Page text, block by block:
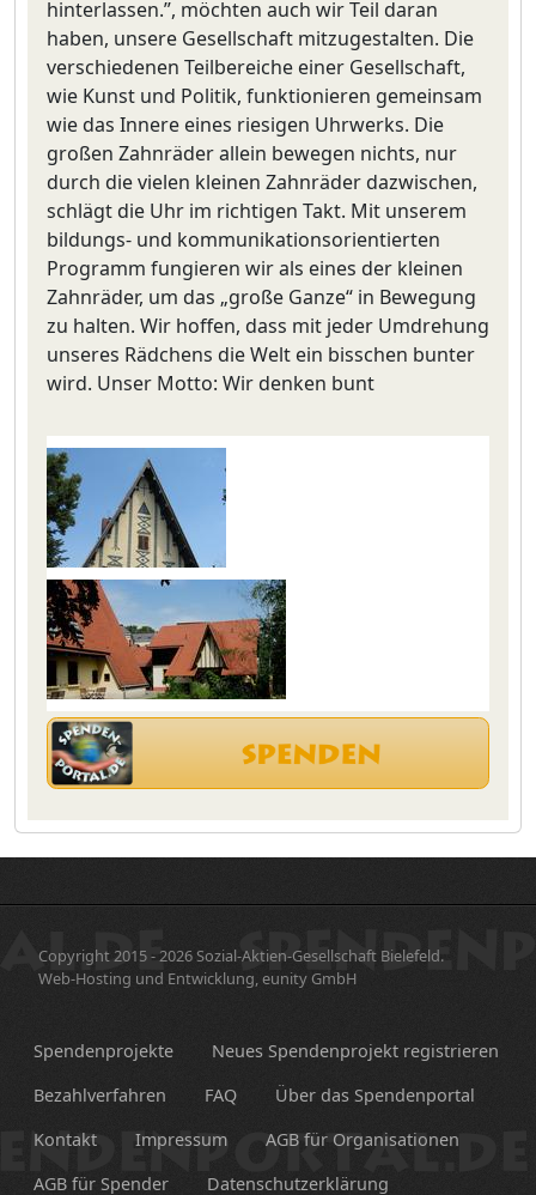
hinterlassen.”, möchten auch wir Teil daran
haben, unsere Gesellschaft mitzugestalten. Die
verschiedenen Teilbereiche einer Gesellschaft,
wie Kunst und Politik, funktionieren gemeinsam
wie das Innere eines riesigen Uhrwerks. Die
großen Zahnräder allein bewegen nichts, nur
durch die vielen kleinen Zahnräder dazwischen,
schlägt die Uhr im richtigen Takt. Mit unserem
bildungs- und kommunikationsorientierten
Programm fungieren wir als eines der kleinen
Zahnräder, um das „große Ganze“ in Bewegung
zu halten. Wir hoffen, dass mit jeder Umdrehung
unseres Rädchens die Welt ein bisschen bunter
wird. Unser Motto: Wir denken bunt
Copyright 2015 - 2026 Sozial-Aktien-Gesellschaft Bielefeld.
Web-Hosting und Entwicklung, eunity GmbH
Spendenprojekte
Neues Spendenprojekt registrieren
Bezahlverfahren
FAQ
Über das Spendenportal
Kontakt
Impressum
AGB für Organisationen
AGB für Spender
Datenschutzerklärung